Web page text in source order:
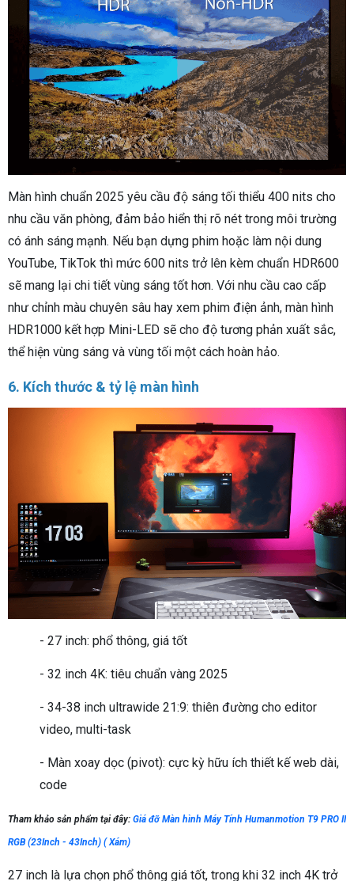
Màn hình chuẩn 2025 yêu cầu độ sáng tối thiểu 400 nits cho
nhu cầu văn phòng, đảm bảo hiển thị rõ nét trong môi trường
có ánh sáng mạnh. Nếu bạn dựng phim hoặc làm nội dung
YouTube, TikTok thì mức 600 nits trở lên kèm chuẩn HDR600
sẽ mang lại chi tiết vùng sáng tốt hơn. Với nhu cầu cao cấp
như chỉnh màu chuyên sâu hay xem phim điện ảnh, màn hình
HDR1000 kết hợp Mini-LED sẽ cho độ tương phản xuất sắc,
thể hiện vùng sáng và vùng tối một cách hoàn hảo.
6. Kích thước & tỷ lệ màn hình
- 27 inch: phổ thông, giá tốt
- 32 inch 4K: tiêu chuẩn vàng 2025
- 34-38 inch ultrawide 21:9: thiên đường cho editor
video, multi-task
- Màn xoay dọc (pivot): cực kỳ hữu ích thiết kế web dài,
code
Tham khảo sản phẩm tại đây: Giá đỡ Màn hình Máy Tính Humanmotion T9 PRO II
RGB (23Inch - 43Inch) ( Xám)
27 inch là lựa chọn phổ thông giá tốt, trong khi 32 inch 4K trở